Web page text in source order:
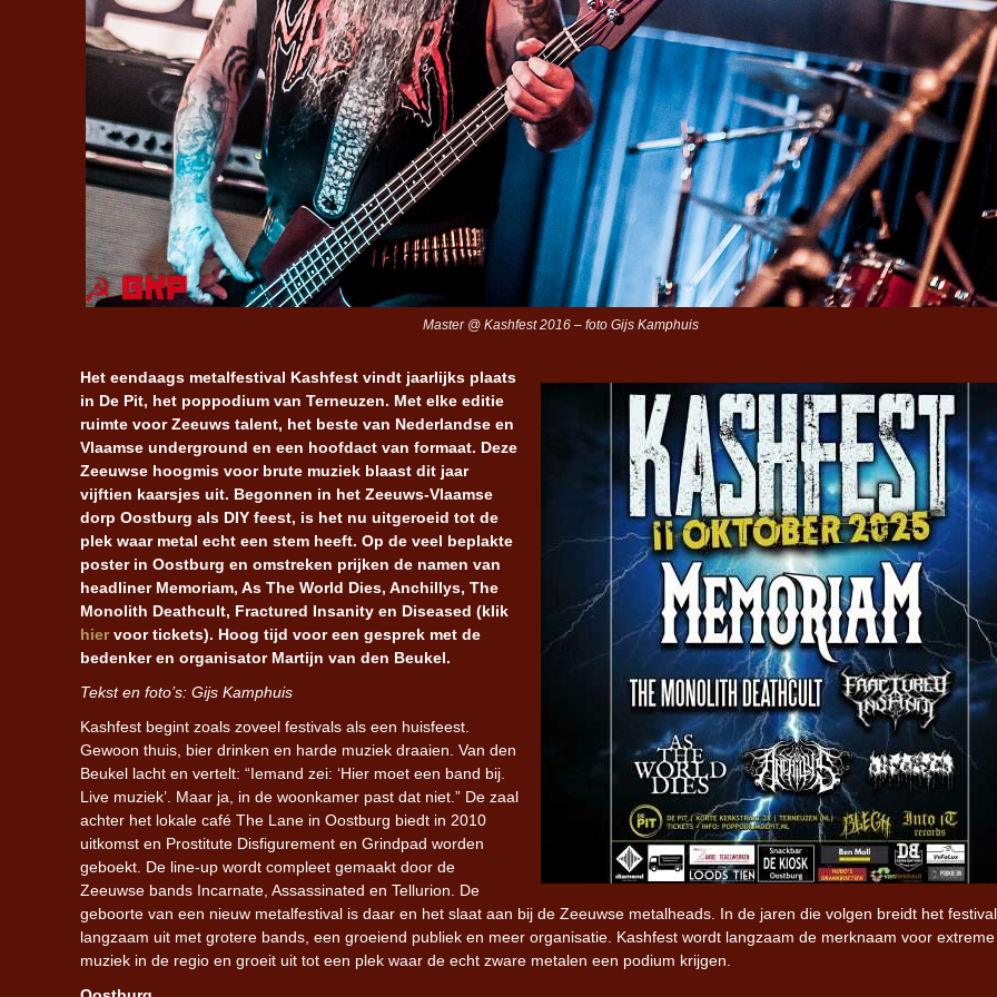
Master @ Kashfest 2016 – foto Gijs Kamphuis
Het eendaags metalfestival Kashfest vindt jaarlijks plaats
in De Pit, het poppodium van Terneuzen. Met elke editie
ruimte voor Zeeuws talent, het beste van Nederlandse en
Vlaamse underground en een hoofdact van formaat. Deze
Zeeuwse hoogmis voor brute muziek blaast dit jaar
vijftien kaarsjes uit. Begonnen in het Zeeuws-Vlaamse
dorp Oostburg als DIY feest, is het nu uitgeroeid tot de
plek waar metal echt een stem heeft. Op de veel beplakte
poster in Oostburg en omstreken prijken de namen van
headliner Memoriam, As The World Dies, Anchillys, The
Monolith Deathcult, Fractured Insanity en Diseased (klik
hiervoor tickets). Hoog tijd voor een gesprek met de
bedenker en organisator Martijn van den Beukel.
Tekst en foto’s: Gijs Kamphuis
Kashfest begint zoals zoveel festivals als een huisfeest.
Gewoon thuis, bier drinken en harde muziek draaien. Van den
Beukel lacht en vertelt: “Iemand zei: ‘Hier moet een band bij.
Live muziek’. Maar ja, in de woonkamer past dat niet.” De zaal
achter het lokale café The Lane in Oostburg biedt in 2010
uitkomst en Prostitute Disfigurement en Grindpad worden
geboekt. De line-up wordt compleet gemaakt door de
Zeeuwse bands Incarnate, Assassinated en Tellurion. De
geboorte van een nieuw metalfestival is daar en het slaat aan bij de Zeeuwse metalheads. In de jaren die volgen breidt het festival
langzaam uit met grotere bands, een groeiend publiek en meer organisatie. Kashfest wordt langzaam de merknaam voor extreme
muziek in de regio en groeit uit tot een plek waar de echt zware metalen een podium krijgen.
Iron Jinn doopt vers epos
Futurist en munt Reich and
Roll-stijl